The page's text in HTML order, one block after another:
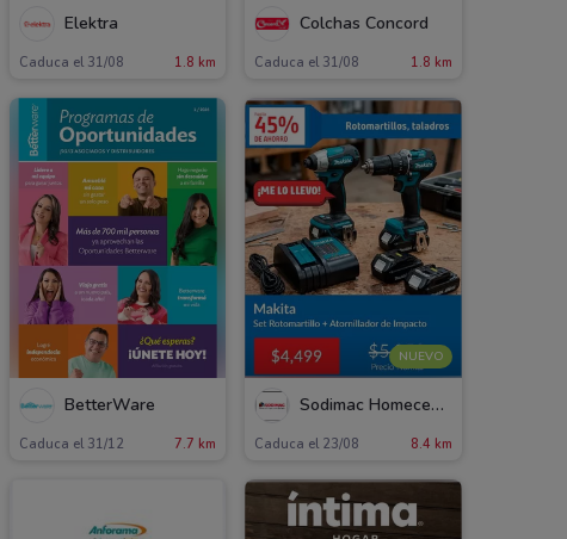
Elektra
Caduca el 31/08 1.8 km
Colchas Concord
Caduca el 31/08 1.8 km
BetterWare
Caduca el 31/12 7.7 km
NUEVO
Sodimac Homecenter
Caduca el 23/08 8.4 km